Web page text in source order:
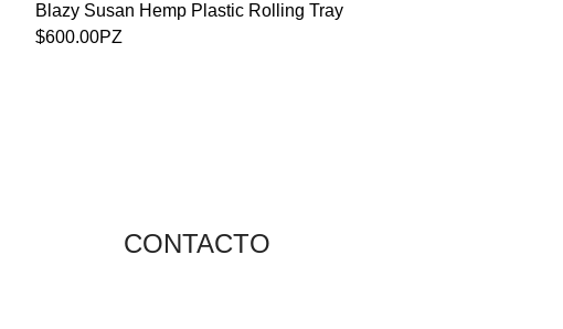
Blazy Susan Hemp Plastic Rolling Tray
$600.00PZ
CONTACTO